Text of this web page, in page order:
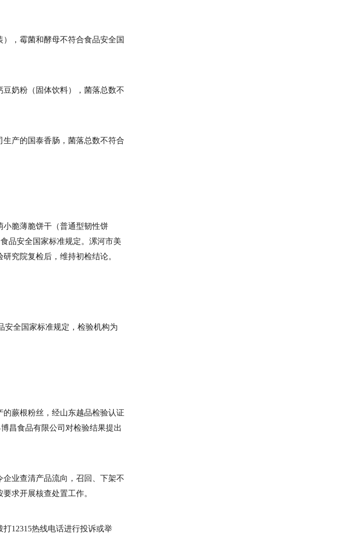
，霉菌和酵母不符合食品安全国
豆奶粉（固体饮料），菌落总数不
生产的国泰香肠，菌落总数不符合
脆薄脆饼干（普通型韧性饼
品安全国家标准规定。漯河市美
究院复检后，维持初检结论。
安全国家标准规定，检验机构为
蕨根粉丝，经山东越品检验认证
昌食品有限公司对检验结果提出
业查清产品流向，召回、下架不
求开展核查处置工作。
12315热线电话进行投诉或举